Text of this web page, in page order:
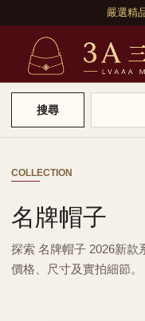
嚴選精
搜尋
COLLECTION
名牌帽子
探索 名牌帽子 2026新款
價格、尺寸及實拍細節。